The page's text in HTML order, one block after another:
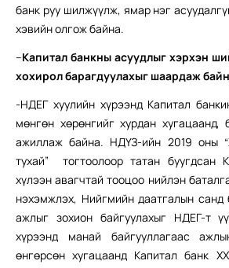
банк руу шилжүүлж, ямар нэг
хэвийн олгож байна.
–Капитал банкны асуудлыг хэрхэн
хохирол барагдуулахыг шаардаж
-НДЕГ хуулийн хүрээнд Капитал
мөнгөн хөрөнгийг хурдан хугацаанд,
ажиллаж байна. НДҮЗ-ийн 2019 оны
тухай” тогтоолоор татан буугдсан
хүлээн авагчтай тооцоо нийлэн
нэхэмжлэх, Нийгмийн даатгалын санд
ажлыг зохион байгуулахыг НДЕГ-т
хүрээнд манай байгууллагаас
өнгөрсөн хугацаанд Капитал банк